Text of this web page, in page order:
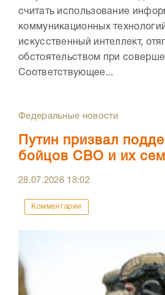
считать использование
коммуникационных
искусственный интеллект,
обстоятельством при
Соответствующее...
Федеральные новости
Путин призвал
бойцов СВО и их
28.07.2026 18:02
Комментарии